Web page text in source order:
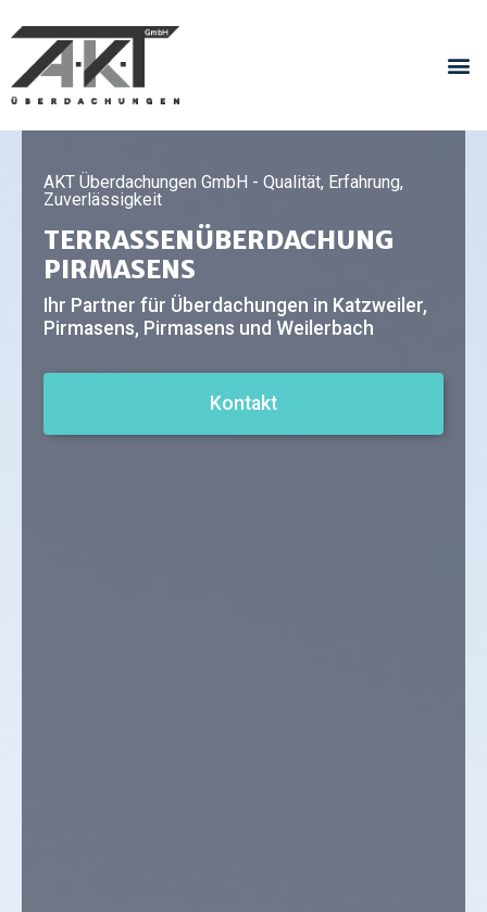
AKT Überdachungen GmbH - Qualität, Erfahrung,
Zuverlässigkeit
TERRASSENÜBERDACHUNG
PIRMASENS
Ihr Partner für Überdachungen in Katzweiler,
Pirmasens, Pirmasens und Weilerbach
Kontakt